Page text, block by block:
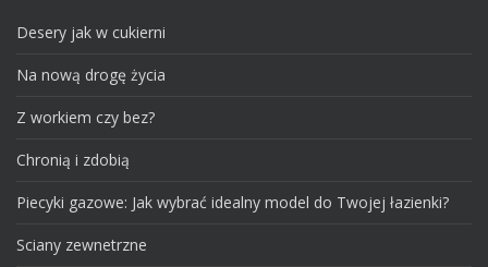
Desery jak w cukierni
Na nową drogę życia
Z workiem czy bez?
Chronią i zdobią
Piecyki gazowe: Jak wybrać idealny model do Twojej łazienki?
Sciany zewnetrzne